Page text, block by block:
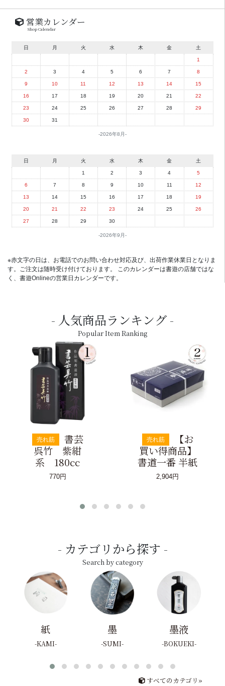
営業カレンダー
Shop Calendar
2026年8月
日 月 火 水 木 金 土
1
2 3 4 5 6 7 8
9 10 11 12 13 14 15
16 17 18 19 20 21 22
23 24 25 26 27 28 29
30 31
2026年9月
日 月 火 水 木 金 土
1 2 3 4 5
6 7 8 9 10 11 12
13 14 15 16 17 18 19
20 21 22 23 24 25 26
27 28 29 30
※赤文字の日は、お電話でのお問い合わせ対応及び、出荷作業休業日となりま
す。ご注文は随時受け付けております。 このカレンダーは書遊の店舗ではな
く、書遊Onlineの営業日カレンダーです。
人気商品ランキング
Popular Item Ranking
売れ筋
書芸
呉竹 紫紺
系 180cc
770円
売れ筋
【お
買い得商品】
書道一番 半紙
2,904円
カテゴリから探す
Search by category
紙
KAMI
墨
SUMI
墨液
BOKUEKI
すべてのカテゴリ»